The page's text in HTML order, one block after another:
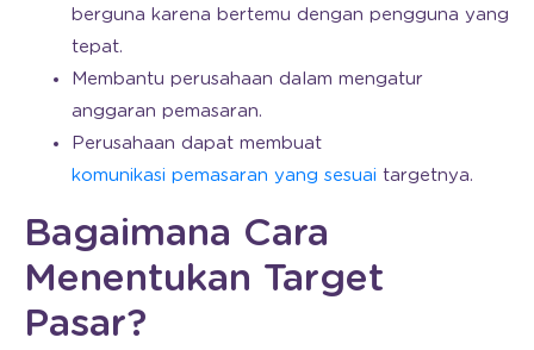
berguna karena bertemu dengan pengguna yang
tepat.
Membantu perusahaan dalam mengatur
anggaran pemasaran.
Perusahaan dapat membuat
komunikasi pemasaran yang sesuai targetnya.
Bagaimana Cara
Menentukan Target
Pasar?